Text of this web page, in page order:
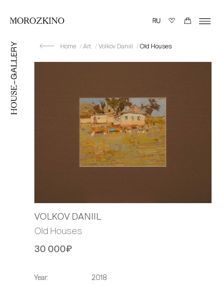
Home Art Volkov Daniil Old Houses
VOLKOV DANIIL
Old Houses
30 000₽
Year:
2018